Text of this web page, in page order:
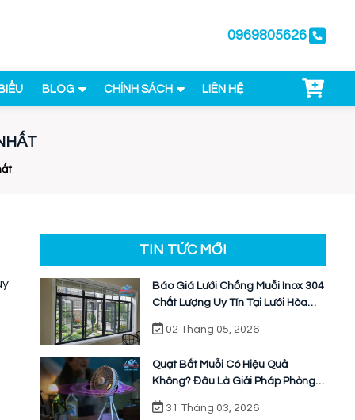
0969805626
BLOG CHÍNH SÁCH LIÊN HỆ
TIN TỨC MỚI
Báo Giá Lưới Chống Muỗi Inox 304
Chất Lượng Uy Tín Tại Lưới Hòa
Phát
02 Tháng 05, 2026
Quạt Bắt Muỗi Có Hiệu Quả
Không? Đâu Là Giải Pháp Phòng
Chống Muỗi Bền Vững
31 Tháng 03, 2026